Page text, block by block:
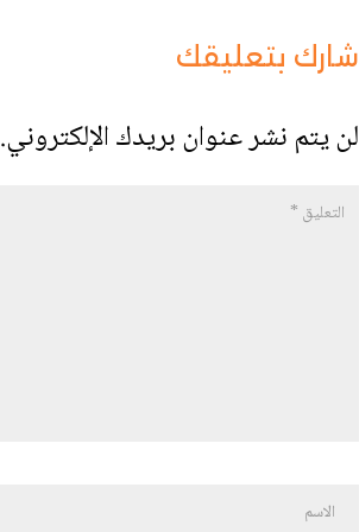
شارك بتعليقك
لن يتم نشر عنوان بريدك الإلكتروني.